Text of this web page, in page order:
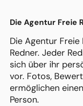
Die Agentur Freie
Die Agentur
Redner. Jeder
sich über ihr
vor. Fotos,
ermöglichen
Person.